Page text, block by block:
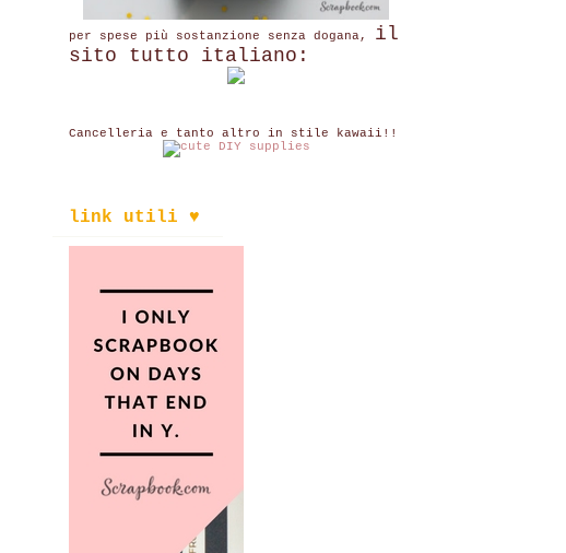
per spese più sostanzione senza dogana, il
sito tutto italiano:
Cancelleria e tanto altro in stile kawaii!!
link utili ♥